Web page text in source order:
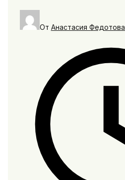
От Анастасия Федотова